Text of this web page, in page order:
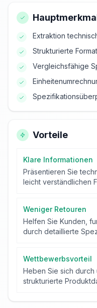
Extraktion
Strukturierte
Vergleichsfähige
Vorteile
Klare Informationen
Präsentieren Sie
leicht verständlichen
Weniger Retouren
Helfen Sie Kunden,
durch detaillierte
Wettbewerbsvorteil
Heben Sie sich
strukturierte